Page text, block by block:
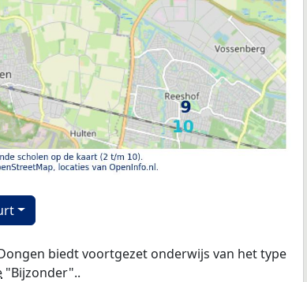
biedt voortgezet onderwijs van het type
"Bijzonder"..